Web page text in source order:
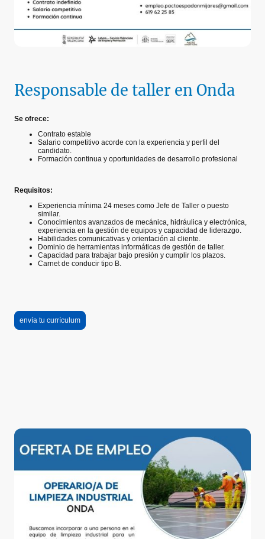
Responsable de taller en Onda
Se ofrece:
Contrato estable
Salario competitivo acorde con la experiencia y perfil del
candidato.
Formación continua y oportunidades de desarrollo profesional
Requisitos:
Experiencia mínima 24 meses como Jefe de Taller o puesto
similar.
Conocimientos avanzados de mecánica, hidráulica y electrónica,
experiencia en la gestión de equipos y capacidad de liderazgo.
Habilidades comunicativas y orientación al cliente.
Dominio de herramientas informáticas de gestión de taller.
Capacidad para trabajar bajo presión y cumplir los plazos.
Carnet de conducir tipo B.
envía tu currículum